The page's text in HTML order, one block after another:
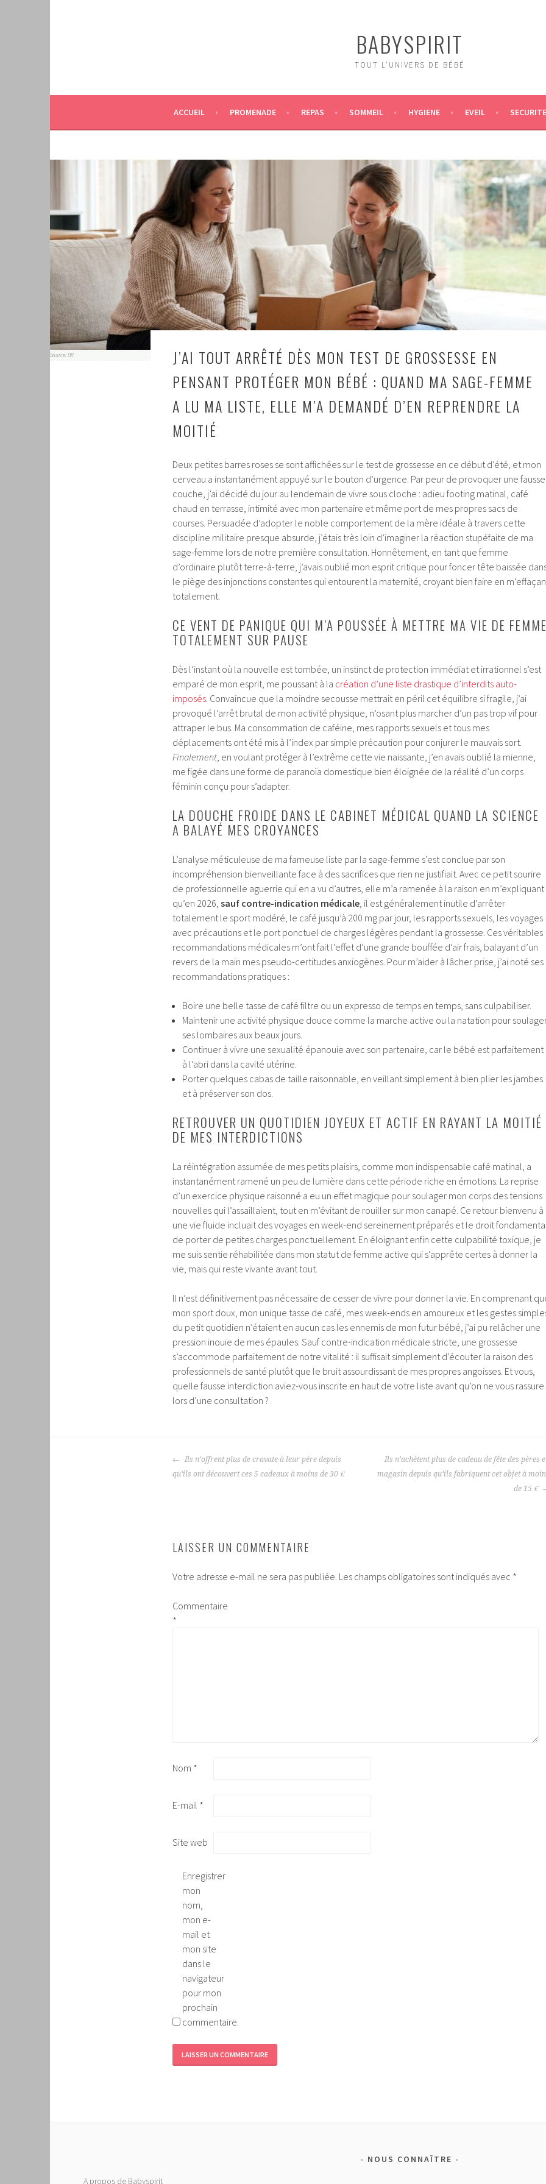
BABYSPIRIT
TOUT L'UNIVERS DE BÉBÉ
ACCUEIL PROMENADE REPAS SOMMEIL HYGIENE EVEIL SECURITE
Source: DR
J’AI TOUT ARRÊTÉ DÈS MON TEST DE GROSSESSE EN
PENSANT PROTÉGER MON BÉBÉ : QUAND MA SAGE-FEMME
A LU MA LISTE, ELLE M’A DEMANDÉ D’EN REPRENDRE LA
MOITIÉ
Deux petites barres roses se sont affichées sur le test de grossesse en ce début d’été, et mon
cerveau a instantanément appuyé sur le bouton d’urgence. Par peur de provoquer une fausse
couche, j’ai décidé du jour au lendemain de vivre sous cloche : adieu footing matinal, café
chaud en terrasse, intimité avec mon partenaire et même port de mes propres sacs de
courses. Persuadée d’adopter le noble comportement de la mère idéale à travers cette
discipline militaire presque absurde, j’étais très loin d’imaginer la réaction stupéfaite de ma
sage-femme lors de notre première consultation. Honnêtement, en tant que femme
d’ordinaire plutôt terre-à-terre, j’avais oublié mon esprit critique pour foncer tête baissée
le piège des injonctions constantes qui entourent la maternité, croyant bien faire en
totalement.
CE VENT DE PANIQUE QUI M’A POUSSÉE À METTRE MA VIE DE
TOTALEMENT SUR PAUSE
Dès l’instant où la nouvelle est tombée, un instinct de protection immédiat et irrationnel s’est
emparé de mon esprit, me poussant à la création d’une liste drastique d’interdits auto-
imposés. Convaincue que la moindre secousse mettrait en péril cet équilibre si fragile, j’ai
provoqué l’arrêt brutal de mon activité physique, n’osant plus marcher d’un pas trop vif pour
attraper le bus. Ma consommation de caféine, mes rapports sexuels et tous mes
déplacements ont été mis à l’index par simple précaution pour conjurer le mauvais sort.
Finalement, en voulant protéger à l’extrême cette vie naissante, j’en avais oublié la mienne,
me figée dans une forme de paranoïa domestique bien éloignée de la réalité d’un corps
féminin conçu pour s’adapter.
LA DOUCHE FROIDE DANS LE CABINET MÉDICAL QUAND LA SCIENCE
A BALAYÉ MES CROYANCES
L’analyse méticuleuse de ma fameuse liste par la sage-femme s’est conclue par son
incompréhension bienveillante face à des sacrifices que rien ne justifiait. Avec ce petit sourire
de professionnelle aguerrie qui en a vu d’autres, elle m’a ramenée à la raison en m’expliquant
qu’en 2026, sauf contre-indication médicale, il est généralement inutile d’arrêter
totalement le sport modéré, le café jusqu’à 200 mg par jour, les rapports sexuels, les voyages
avec précautions et le port ponctuel de charges légères pendant la grossesse. Ces véritables
recommandations médicales m’ont fait l’effet d’une grande bouffée d’air frais, balayant d’un
revers de la main mes pseudo-certitudes anxiogènes. Pour m’aider à lâcher prise, j’ai noté ses
recommandations pratiques :
Boire une belle tasse de café filtre ou un expresso de temps en temps, sans culpabiliser.
Maintenir une activité physique douce comme la marche active ou la natation pour
ses lombaires aux beaux jours.
Continuer à vivre une sexualité épanouie avec son partenaire, car le bébé est parfaitement
à l’abri dans la cavité utérine.
Porter quelques cabas de taille raisonnable, en veillant simplement à bien plier les jambes
et à préserver son dos.
RETROUVER UN QUOTIDIEN JOYEUX ET ACTIF EN RAYANT LA MOITIÉ
DE MES INTERDICTIONS
La réintégration assumée de mes petits plaisirs, comme mon indispensable café matinal, a
instantanément ramené un peu de lumière dans cette période riche en émotions. La reprise
d’un exercice physique raisonné a eu un effet magique pour soulager mon corps des tensions
nouvelles qui l’assaillaient, tout en m’évitant de rouiller sur mon canapé. Ce retour bienvenu à
une vie fluide incluait des voyages en week-end sereinement préparés et le droit
de porter de petites charges ponctuellement. En éloignant enfin cette culpabilité toxique, je
me suis sentie réhabilitée dans mon statut de femme active qui s’apprête certes à donner la
vie, mais qui reste vivante avant tout.
Il n’est définitivement pas nécessaire de cesser de vivre pour donner la vie. En comprenant
mon sport doux, mon unique tasse de café, mes week-ends en amoureux et les gestes
du petit quotidien n’étaient en aucun cas les ennemis de mon futur bébé, j’ai pu relâcher une
pression inouïe de mes épaules. Sauf contre-indication médicale stricte, une grossesse
s’accommode parfaitement de notre vitalité : il suffisait simplement d’écouter la raison des
professionnels de santé plutôt que le bruit assourdissant de mes propres angoisses. Et vous,
quelle fausse interdiction aviez-vous inscrite en haut de votre liste avant qu’on ne vous rassure
lors d’une consultation ?
NAVIGATION
DES
Ils n’offrent plus de cravate à leur père depuis
qu’ils ont découvert ces 5 cadeaux à moins de 30 €
Ils n’achètent plus de cadeau de fête des pères
magasin depuis qu’ils fabriquent cet objet à
de 15 €
LAISSER UN COMMENTAIRE
Votre adresse e-mail ne sera pas publiée. Les champs obligatoires sont indiqués avec *
Commentaire
*
Nom *
E-mail *
Site web
Enregistrer
mon
nom,
mon e-
mail et
mon site
dans le
navigateur
pour mon
prochain
commentaire.
NOUS CONNAÎTRE
A propos de Babyspirit